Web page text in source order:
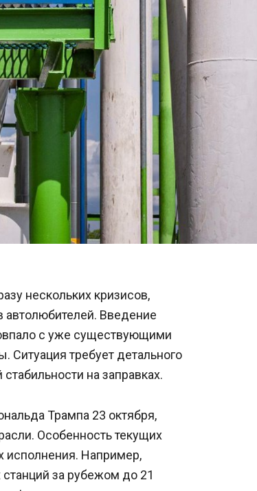
нескольких кризисов,
автолюбителей. Введение
с уже существующими
Ситуация требует детального
на заправках.
Трампа 23 октября,
Особенность текущих
исполнения. Например,
за рубежом до 21